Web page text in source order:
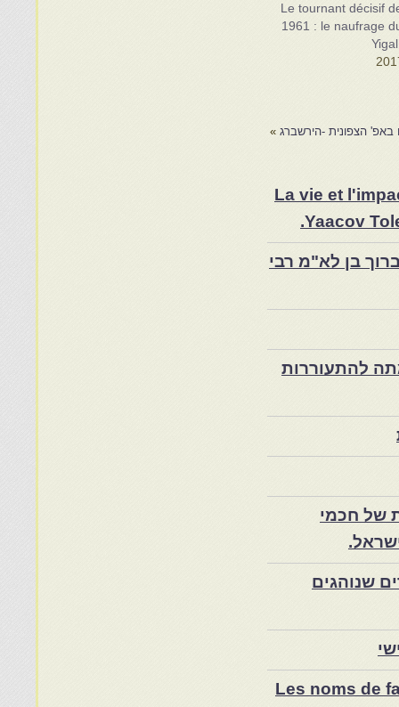
Le tournant décisif
1961 : le naufrage
באפ' הצפונית -הירשברג »
La vie et
Yaacov
בן לא"מ רבי
במרוקו בסוף המאה ה־19 ותרומתה להתעוררות
של חכמי
שנוהגים
Les noms de